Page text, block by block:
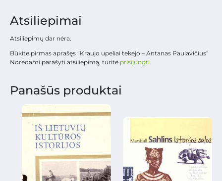
Atsiliepimai
Atsiliepimų dar nėra.
Būkite pirmas aprašęs “Kraujo upeliai tekėjo – Antanas Paulavičius”
Norėdami parašyti atsiliepimą, turite prisijungti.
Panašūs produktai